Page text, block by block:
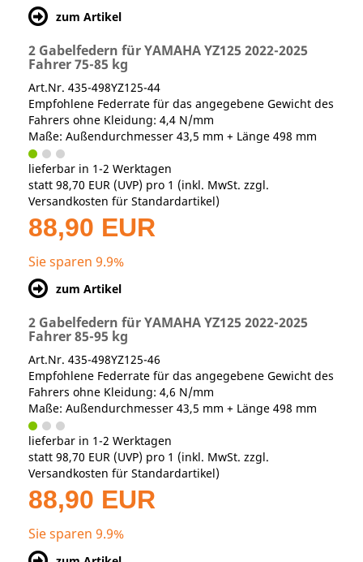
zum Artikel
2 Gabelfedern für YAMAHA YZ125 2022-2025
Fahrer 75-85 kg
Art.Nr. 435-498YZ125-44
Empfohlene Federrate für das angegebene Gewicht des
Fahrers ohne Kleidung: 4,4 N/mm
Maße: Außendurchmesser 43,5 mm + Länge 498 mm
lieferbar in 1-2 Werktagen
statt 98,70 EUR (UVP) pro 1 (inkl. MwSt. zzgl.
Versandkosten für Standardartikel)
88,90 EUR
Sie sparen 9.9%
zum Artikel
2 Gabelfedern für YAMAHA YZ125 2022-2025
Fahrer 85-95 kg
Art.Nr. 435-498YZ125-46
Empfohlene Federrate für das angegebene Gewicht des
Fahrers ohne Kleidung: 4,6 N/mm
Maße: Außendurchmesser 43,5 mm + Länge 498 mm
lieferbar in 1-2 Werktagen
statt 98,70 EUR (UVP) pro 1 (inkl. MwSt. zzgl.
Versandkosten für Standardartikel)
88,90 EUR
Sie sparen 9.9%